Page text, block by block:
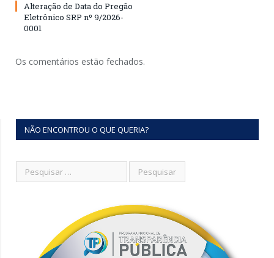
Alteração de Data do Pregão
Eletrônico SRP nº 9/2026-
0001
Os comentários estão fechados.
NÃO ENCONTROU O QUE QUERIA?